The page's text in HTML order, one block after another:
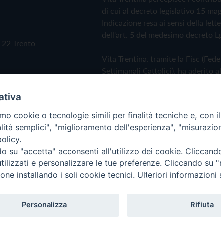
Trento
di cui al decreto legislativo 15
Indicazione resa ai sensi della
dell'art. 5 del medesimo decreto
Vita Trentina, tramite la Fisc
Settimanali Cattolici), ha aderito
Privacy Policy Cookie Policy
riservati - Vita Trentina Editrice
cookie o tecnologie simili per finalità tecniche e, con
semplici", "miglioramento dell'esperienza",
su "accetta" acconsenti all'utilizzo dei cookie.
e personalizzare le tue preferenze. Cliccando su
installando i soli cookie tecnici. Ulteriori informazioni
Personalizza Rifiuta